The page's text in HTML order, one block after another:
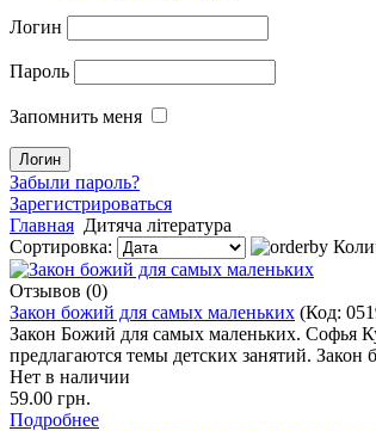
Логин
Пароль
Запомнить меня
Забыли пароль?
Зарегистрироваться
Главная Дитяча література
Сортировка:
Отзывов (0)
Закон божий для самых маленьких (Код:
Закон Божий для самых маленьких. Софья
предлагаются темы детских занятий.
Нет в наличии
59.00 грн.
Подробнее